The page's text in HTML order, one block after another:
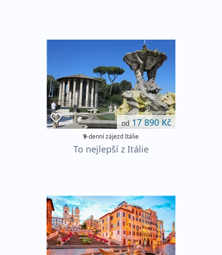
od 17 890 Kč
9-denní zájezd Itálie
To nejlepší z Itálie